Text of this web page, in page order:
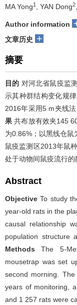
MA Yong1 , YAN Dong2
Author information
文章历史 +
摘要
目的 对河北省鼠疫监
示其种群结构变化规
2016年采用5 m夹线
果 共布放有效夹145
为0.86%；以黑线仓鼠
鼠疫监测区2013年鼠
处于动物间鼠疫流行的
Abstract
Objective To study
year-old rats in the
causal relationship
population structure
Methods The 5-
mousetrap was set
second morning.
years of monitoring,
and 1 257 rats were